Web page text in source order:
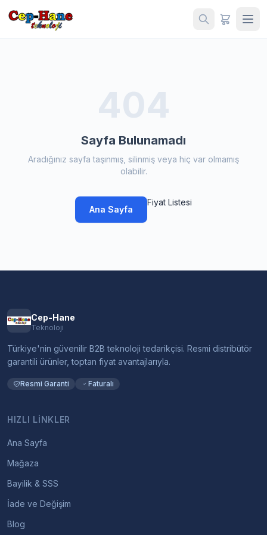
404
Sayfa Bulunamadı
Aradığınız sayfa taşınmış, silinmiş veya hiç var olmamış
olabilir.
Ana Sayfa
Fiyat Listesi
Cep-Hane
Teknoloji
Türkiye'nin güvenilir B2B teknoloji tedarikçisi. Resmi distribütör
garantili ürünler, toptan fiyat avantajlarıyla.
Resmi Garanti Faturalı
HIZLI LINKLER
Ana Sayfa
Mağaza
Bayilik & SSS
İade ve Değişim
Blog